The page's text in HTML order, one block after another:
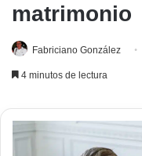
matrimonio
Fabriciano González
4 minutos de lectura